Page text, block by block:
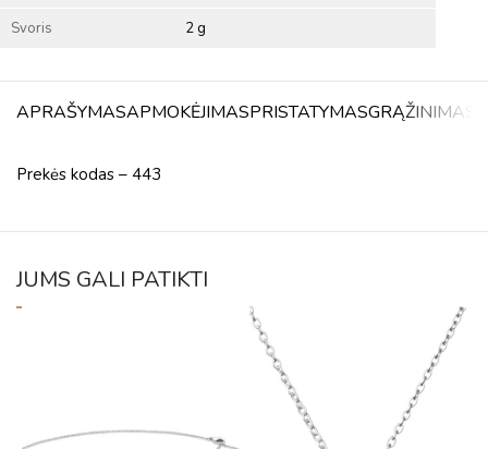
Svoris 2 g
APRAŠYMASAPMOKĖJIMASPRISTATYMASGRĄŽINIMAS
Prekės kodas – 443
JUMS GALI PATIKTI